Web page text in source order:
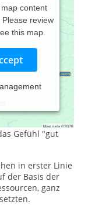
content
review
this map.
Coaching
Gefühl "gut
in erster Linie
der Basis der
ganz